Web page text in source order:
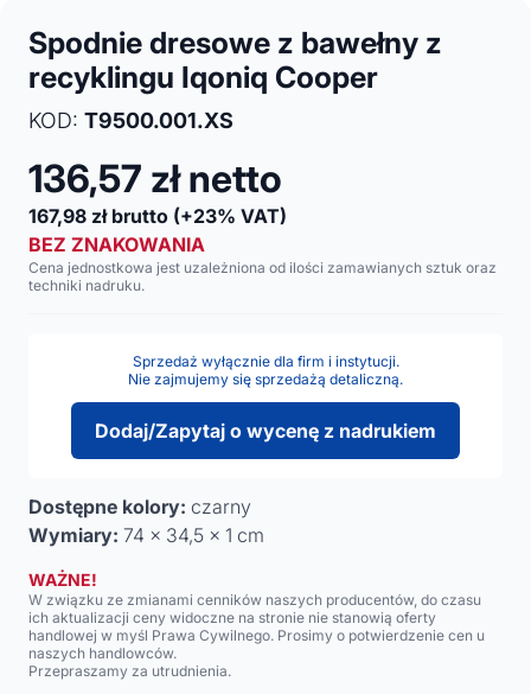
Spodnie dresowe z bawełny z
recyklingu Iqoniq Cooper
KOD: T9500.001.XS
136,57 zł netto
167,98 zł brutto (+23% VAT)
BEZ ZNAKOWANIA
Cena jednostkowa jest uzależniona od ilości zamawianych sztuk oraz
techniki nadruku.
Sprzedaż wyłącznie dla firm i instytucji.
Nie zajmujemy się sprzedażą detaliczną.
Dodaj/Zapytaj o wycenę z nadrukiem
Dostępne kolory: czarny
Wymiary: 74 x 34,5 x 1 cm
WAŻNE!
W związku ze zmianami cenników naszych producentów, do czasu
ich aktualizacji ceny widoczne na stronie nie stanowią oferty
handlowej w myśl Prawa Cywilnego. Prosimy o potwierdzenie cen u
naszych handlowców.
Przepraszamy za utrudnienia.